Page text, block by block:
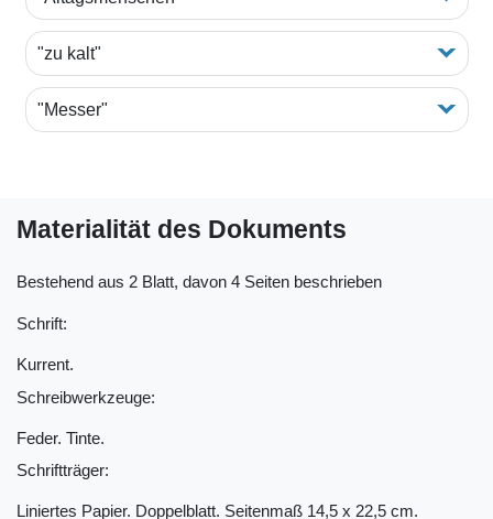
"zu kalt"
"Messer"
Materialität des Dokuments
Bestehend aus 2 Blatt, davon 4 Seiten beschrieben
Schrift:
Kurrent.
Schreibwerkzeuge:
Feder. Tinte.
Schriftträger:
Liniertes Papier. Doppelblatt. Seitenmaß 14,5 x 22,5 cm.